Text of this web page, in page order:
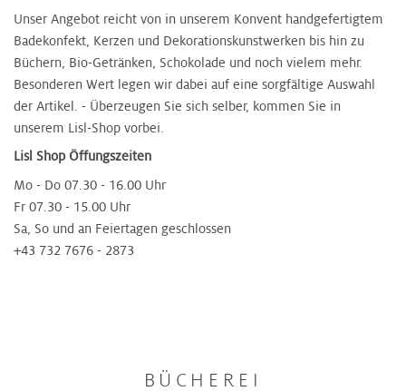
Unser Angebot reicht von in unserem Konvent handgefertigtem
Badekonfekt, Kerzen und Dekorationskunstwerken bis hin zu
Büchern, Bio-Getränken, Schokolade und noch vielem mehr.
Besonderen Wert legen wir dabei auf eine sorgfältige Auswahl
der Artikel. - Überzeugen Sie sich selber, kommen Sie in
unserem Lisl-Shop vorbei.
Lisl Shop Öffungszeiten
Mo - Do 07.30 - 16.00 Uhr
Fr 07.30 - 15.00 Uhr
Sa, So und an Feiertagen geschlossen
+43 732 7676 - 2873
BÜCHEREI